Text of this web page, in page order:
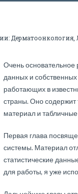
Дерматоонкология
Очень основательное
данных и
работающих в
страны. Оно
материал и
Первая глава
системы. Материал
статистические
для работы, я уже